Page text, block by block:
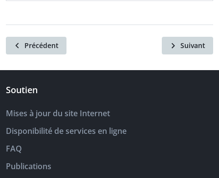
Précédent Suivant
Soutien
Mises à jour du site Internet
Disponibilité de services en ligne
FAQ
Publications